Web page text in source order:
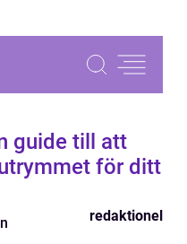
guide till att
för ditt
redaktionel